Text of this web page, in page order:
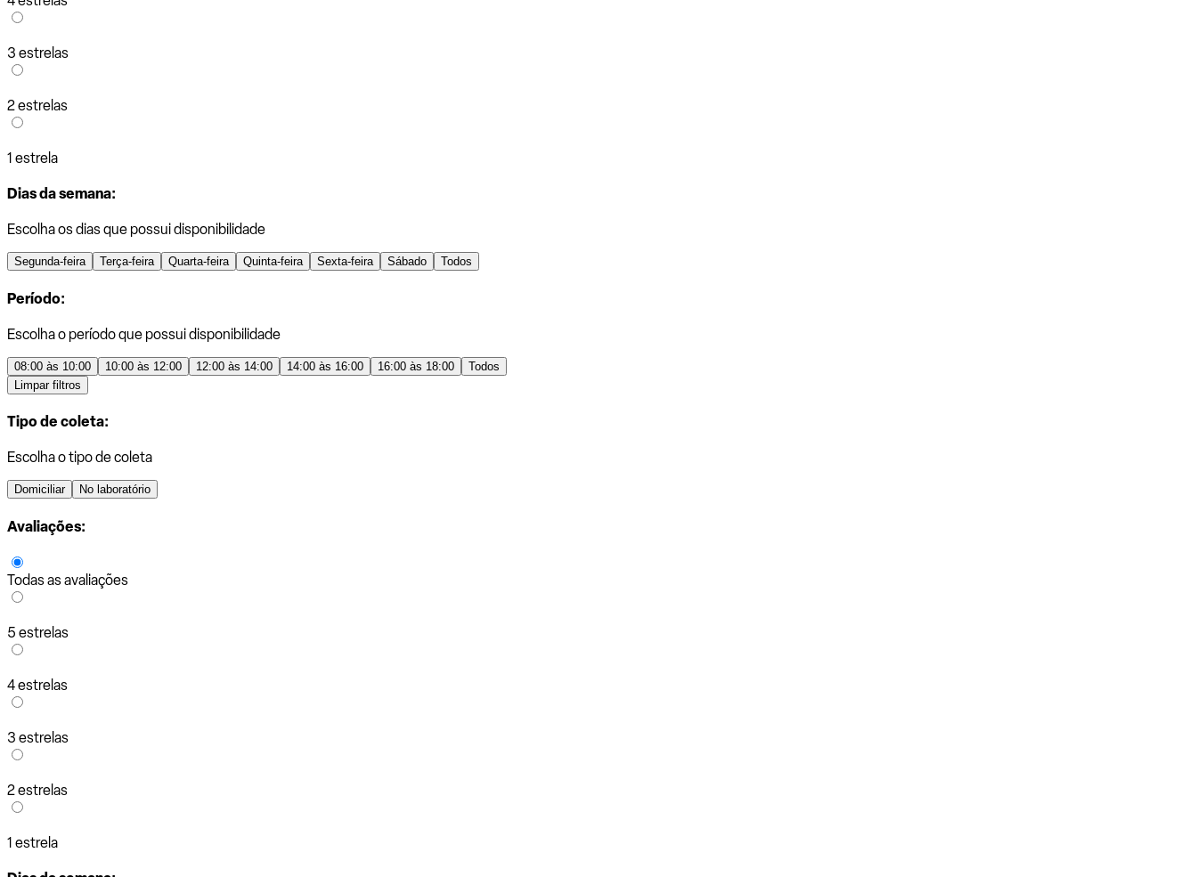
3 estrelas
2 estrelas
1 estrela
Dias da semana:
Escolha os dias que possui disponibilidade
Segunda-feira Terça-feira Quarta-feira Quinta-feira Sexta-feira Sábado Todos
Período:
Escolha o período que possui disponibilidade
08:00 às 10:00 10:00 às 12:00 12:00 às 14:00 14:00 às 16:00 16:00 às 18:00
Todos
Limpar filtros
Tipo de coleta:
Escolha o tipo de coleta
Domiciliar No laboratório
Avaliações:
Todas as avaliações
5 estrelas
4 estrelas
3 estrelas
2 estrelas
1 estrela